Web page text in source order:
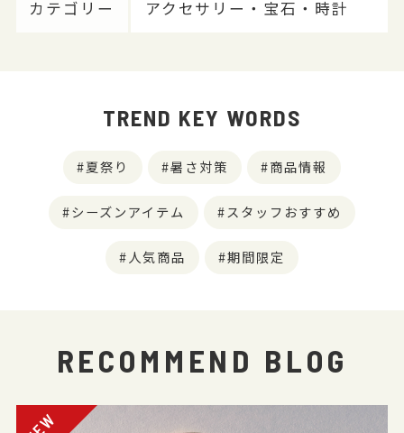
カテゴリー アクセサリー・宝石・時計
TREND KEY WORDS
夏祭り 暑さ対策 商品情報
シーズンアイテム スタッフおすすめ
人気商品 期間限定
RECOMMEND BLOG